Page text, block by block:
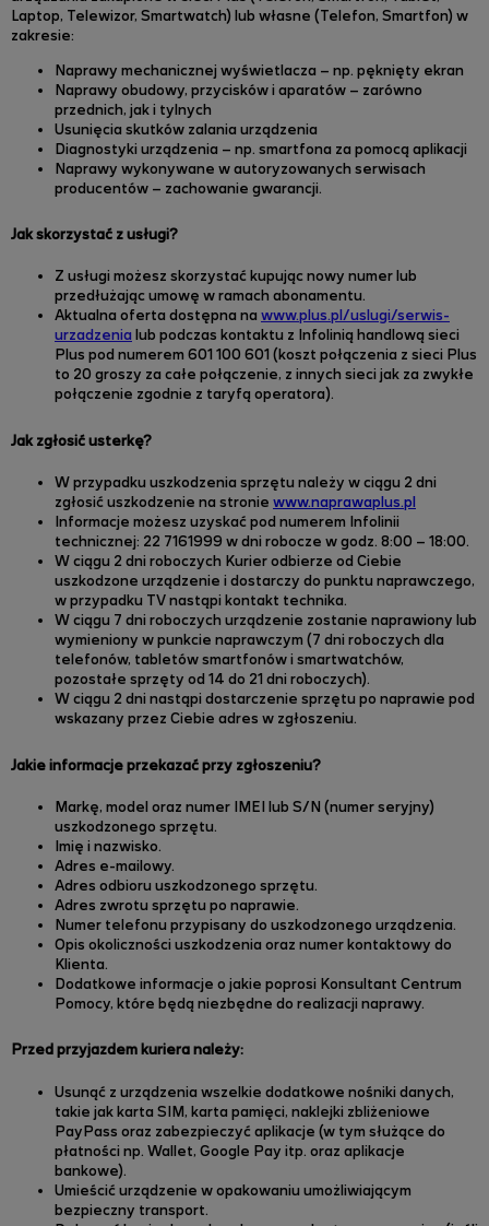
Laptop, Telewizor, Smartwatch) lub własne (Telefon, Smartfon) w
zakresie:
Naprawy mechanicznej wyświetlacza – np. pęknięty ekran
Naprawy obudowy, przycisków i aparatów – zarówno
przednich, jak i tylnych
Usunięcia skutków zalania urządzenia
Diagnostyki urządzenia – np. smartfona za pomocą aplikacji
Naprawy wykonywane w autoryzowanych serwisach
producentów – zachowanie gwarancji.
Jak skorzystać z usługi?
Z usługi możesz skorzystać kupując nowy numer lub
przedłużając umowę w ramach abonamentu.
Aktualna oferta dostępna na www.plus.pl/uslugi/serwis-
urzadzenia lub podczas kontaktu z Infolinią handlową sieci
Plus pod numerem 601 100 601 (koszt połączenia z sieci Plus
to 20 groszy za całe połączenie, z innych sieci jak za zwykłe
połączenie zgodnie z taryfą operatora).
Jak zgłosić usterkę?
W przypadku uszkodzenia sprzętu należy w ciągu 2 dni
zgłosić uszkodzenie na stronie www.naprawaplus.pl
Informacje możesz uzyskać pod numerem Infolinii
technicznej: 22 7161999 w dni robocze w godz. 8:00 – 18:00.
W ciągu 2 dni roboczych Kurier odbierze od Ciebie
uszkodzone urządzenie i dostarczy do punktu naprawczego,
w przypadku TV nastąpi kontakt technika.
W ciągu 7 dni roboczych urządzenie zostanie naprawiony lub
wymieniony w punkcie naprawczym (7 dni roboczych dla
telefonów, tabletów smartfonów i smartwatchów,
pozostałe sprzęty od 14 do 21 dni roboczych).
W ciągu 2 dni nastąpi dostarczenie sprzętu po naprawie pod
wskazany przez Ciebie adres w zgłoszeniu.
Jakie informacje przekazać przy zgłoszeniu?
Markę, model oraz numer IMEI lub S/N (numer seryjny)
uszkodzonego sprzętu.
Imię i nazwisko.
Adres e-mailowy.
Adres odbioru uszkodzonego sprzętu.
Adres zwrotu sprzętu po naprawie.
Numer telefonu przypisany do uszkodzonego urządzenia.
Opis okoliczności uszkodzenia oraz numer kontaktowy do
Klienta.
Dodatkowe informacje o jakie poprosi Konsultant Centrum
Pomocy, które będą niezbędne do realizacji naprawy.
Przed przyjazdem kuriera należy:
Usunąć z urządzenia wszelkie dodatkowe nośniki danych,
takie jak karta SIM, karta pamięci, naklejki zbliżeniowe
PayPass oraz zabezpieczyć aplikacje (w tym służące do
płatności np. Wallet, Google Pay itp. oraz aplikacje
bankowe).
Umieścić urządzenie w opakowaniu umożliwiającym
bezpieczny transport.